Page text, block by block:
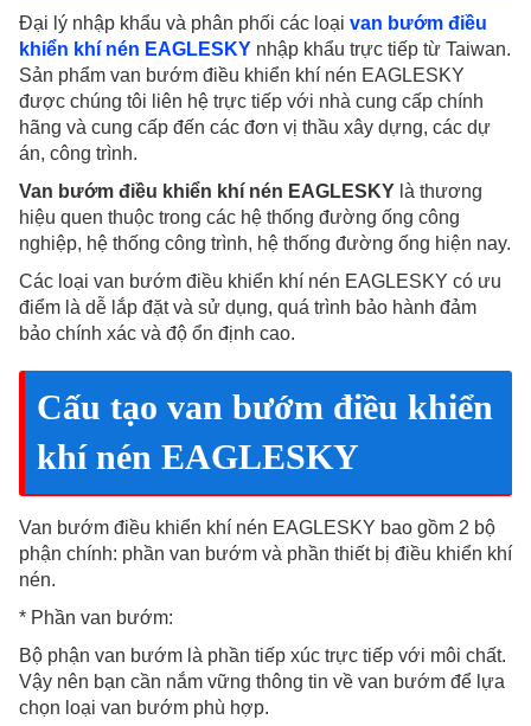
Đại lý nhập khẩu và phân phối các loại van bướm điều
khiển khí nén EAGLESKY nhập khẩu trực tiếp từ Taiwan.
Sản phẩm van bướm điều khiển khí nén EAGLESKY
được chúng tôi liên hệ trực tiếp với nhà cung cấp chính
hãng và cung cấp đến các đơn vị thầu xây dựng, các dự
án, công trình.
Van bướm điều khiển khí nén EAGLESKY là thương
hiệu quen thuộc trong các hệ thống đường ống công
nghiệp, hệ thống công trình, hệ thống đường ống hiện nay.
Các loại van bướm điều khiển khí nén EAGLESKY có ưu
điểm là dễ lắp đặt và sử dụng, quá trình bảo hành đảm
bảo chính xác và độ ổn định cao.
Cấu tạo van bướm điều khiển
khí nén EAGLESKY
Van bướm điều khiển khí nén EAGLESKY bao gồm 2 bộ
phận chính: phần van bướm và phần thiết bị điều khiển khí
nén.
* Phần van bướm:
Bộ phận van bướm là phần tiếp xúc trực tiếp với môi chất.
Vậy nên bạn cần nắm vững thông tin về van bướm để lựa
chọn loại van bướm phù hợp.